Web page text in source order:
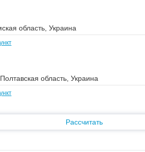
Рассчитать